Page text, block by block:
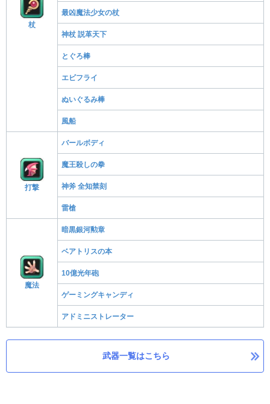
杖
最凶魔法少女の杖
神杖 説革天下
とぐろ棒
エビフライ
ぬいぐるみ棒
風船
打撃
バールボディ
魔王殺しの拳
神斧 全知禁刻
雷槍
魔法
暗黒銀河勲章
ベアトリスの本
10億光年砲
ゲーミングキャンディ
アドミニストレーター
武器一覧はこちら